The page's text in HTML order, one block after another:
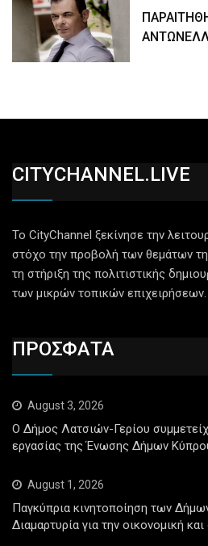
CITYCHANNEL.LIVE
Το CityChannel ξεκίνησε την
στόχο την προβολή των θεμάτων
τη στήριξη της πολιτιστικής
των μικρών τοπικών επιχειρήσεων.
ΠΡΟΣΦΑΤΑ
August 3, 2026
Ο Δήμος Λατσιών-Γερίου
εργασίας της Ένωσης Δήμων
August 1, 2026
Παγκύπρια κινητοποίηση των
Διαμαρτυρία για την οικονομική